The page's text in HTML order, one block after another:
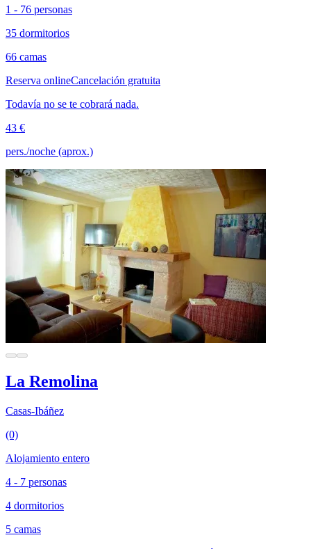
1 - 76 personas
35 dormitorios
66 camas
Reserva onlineCancelación gratuita
Todavía no se te cobrará nada.
43 €
pers./noche (aprox.)
La Remolina
Casas-Ibáñez
(0)
Alojamiento entero
4 - 7 personas
4 dormitorios
5 camas